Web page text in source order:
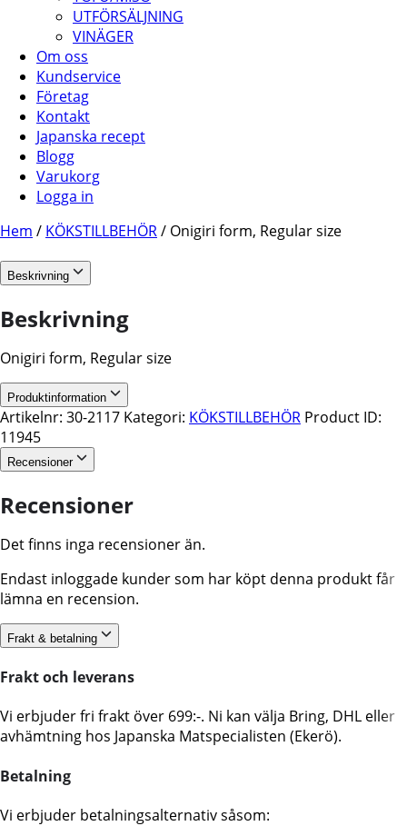
UTFÖRSÄLJNING
VINÄGER
Om oss
Kundservice
Företag
Kontakt
Japanska recept
Blogg
Varukorg
Logga in
Hem / KÖKSTILLBEHÖR/ Onigiri form, Regular size
Beskrivning
Beskrivning
Onigiri form, Regular size
Produktinformation
Artikelnr: 30-2117 Kategori: KÖKSTILLBEHÖR Product ID:
11945
Recensioner
Recensioner
Det finns inga recensioner än.
Endast inloggade kunder som har köpt denna produkt får
lämna en recension.
Frakt & betalning
Frakt och leverans
Vi erbjuder fri frakt över 699:-. Ni kan välja Bring, DHL eller
avhämtning hos Japanska Matspecialisten (Ekerö).
Betalning
Vi erbjuder betalningsalternativ såsom: